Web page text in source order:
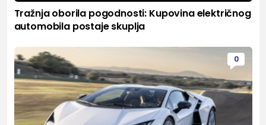
Tražnja oborila pogodnosti: Kupovina električnog
automobila postaje skuplja
0